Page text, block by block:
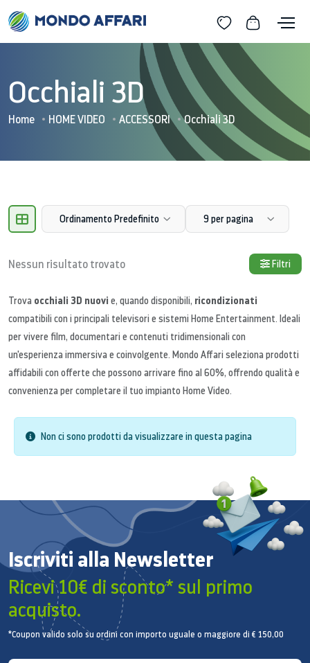
Occhiali 3D
Home HOME VIDEO ACCESSORI Occhiali 3D
Ordinamento Predefinito 9 per pagina
Nessun risultato trovato Filtri
Trova occhiali 3D nuovi e, quando disponibili, ricondizionati
compatibili con i principali televisori e sistemi Home Entertainment. Ideali
per vivere film, documentari e contenuti tridimensionali con
un'esperienza immersiva e coinvolgente. Mondo Affari seleziona prodotti
affidabili con offerte che possono arrivare fino al 60%, offrendo qualità e
convenienza per completare il tuo impianto Home Video.
Non ci sono prodotti da visualizzare in questa pagina
Iscriviti alla Newsletter
Ricevi 10€ di sconto* sul primo
acquisto.
*Coupon valido solo su ordini con importo uguale o maggiore di € 150,00